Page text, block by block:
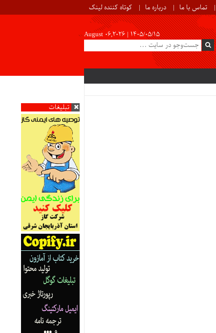
تماس با ما درباره ما کوتاه کننده لینک
August 06,2026 | ۱۴۰۵/۰۵/۱۵
تبلیغات